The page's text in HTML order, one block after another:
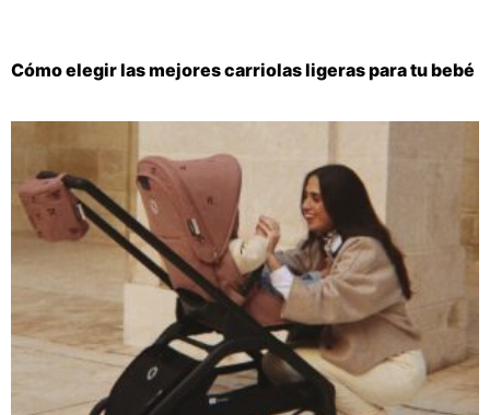
Cómo elegir las mejores carriolas ligeras para tu bebé